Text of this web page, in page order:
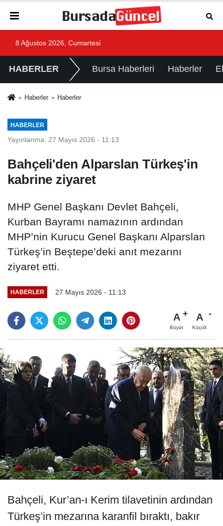
8 Ağustos 2026, Cumartesi
HABERLER Bursa Haberleri Haberler
Haberler Haberler
HABERLER
Yayınlanma: 27 Mayıs 2026 - 11:13
Bahçeli'den Alparslan Türkeş'in
kabrine ziyaret
MHP Genel Başkanı Devlet Bahçeli,
Kurban Bayramı namazının ardından
MHP’nin Kurucu Genel Başkanı Alparslan
Türkeş’in Beştepe’deki anıt mezarını
ziyaret etti.
HABERLER 27 Mayıs 2026 - 11:13
A
Büyüt
A
Küçült
Bahçeli, Kur’an-ı Kerim tilavetinin ardından
Türkeş’in mezarına karanfil bıraktı, bakır